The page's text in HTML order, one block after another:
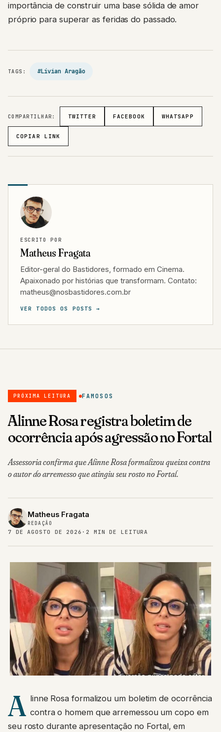
importância de construir uma base sólida de amor
próprio para superar as feridas do passado.
TAGS: #Lívian Aragão
COMPARTILHAR: TWITTER FACEBOOK WHATSAPP
COPIAR LINK
ESCRITO POR
Matheus Fragata
Editor-geral do Bastidores, formado em Cinema.
Apaixonado por histórias que transformam. Contato:
matheus@nosbastidores.com.br
VER TODOS OS POSTS →
PRÓXIMA LEITURA FAMOSOS
Alinne Rosa registra boletim de
ocorrência após agressão no Fortal
Assessoria confirma que Alinne Rosa formalizou queixa contra
o autor do arremesso que atingiu seu rosto no Fortal.
Matheus Fragata
REDAÇÃO
7 DE AGOSTO DE 2026 · 2 MIN DE LEITURA
A linne Rosa formalizou um boletim de ocorrência
contra o homem que arremessou um copo em
seu rosto durante apresentação no Fortal, em